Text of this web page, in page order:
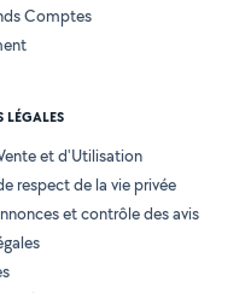
Comptes
et d'Utilisation
respect de la vie privée
et contrôle des avis